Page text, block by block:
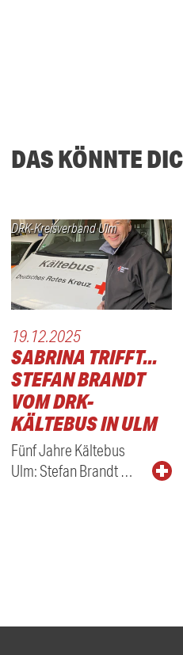
DAS KÖNNTE
DRK-Kreisverband Ulm
19.12.2025
SABRINA TRIFFT...
STEFAN BRANDT
VOM DRK-
KÄLTEBUS IN ULM
Fünf Jahre Kältebus
Ulm: Stefan Brandt …